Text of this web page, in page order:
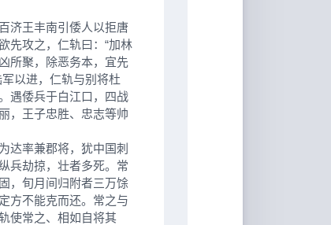
济王丰南引倭人以拒唐
先攻之，仁轨曰：“加林
所聚，除恶务本，宜先
以进，仁轨与别将杜
遇倭兵于白江口，四战
，王子忠胜、忠志等帅
率兼郡将，犹中国刺
兵劫掠，壮者多死。常
，旬月间归附者三万馀
方不能克而还。常之与
使常之、相如自将其